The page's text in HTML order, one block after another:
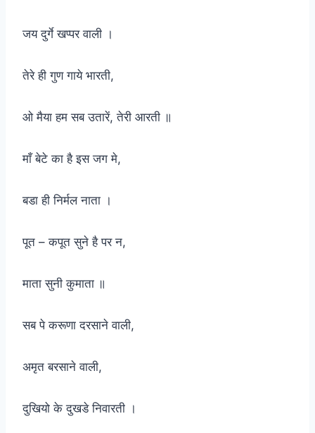
जय दुर्गे खप्पर वाली ।
तेरे ही गुण गाये भारती,
ओ मैया हम सब उतारें, तेरी आरती ॥
माँ बेटे का है इस जग मे,
बडा ही निर्मल नाता ।
पूत – कपूत सुने है पर न,
माता सुनी कुमाता ॥
सब पे करूणा दरसाने वाली,
अमृत बरसाने वाली,
दुखियो के दुखडे निवारती ।